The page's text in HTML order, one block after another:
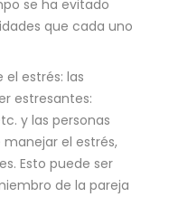
se ha evitado
que cada uno
estrés: las
estresantes:
y las personas
el estrés,
Esto puede ser
de la pareja